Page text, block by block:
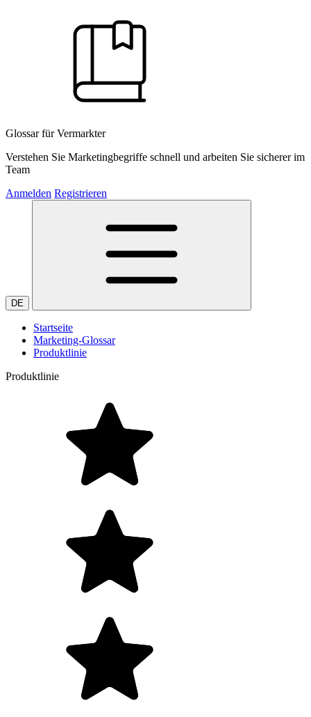
Glossar für Vermarkter
Verstehen Sie Marketingbegriffe schnell und arbeiten Sie sicherer im
Team
Anmelden Registrieren
DE
Startseite
Marketing-Glossar
Produktlinie
Produktlinie